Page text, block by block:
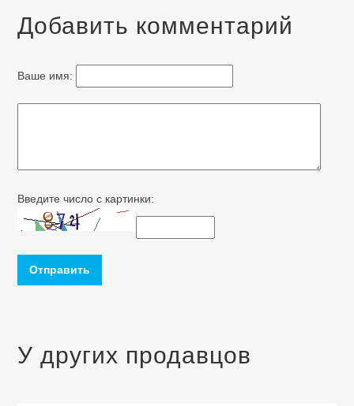
Добавить комментарий
Ваше имя:
Введите число с картинки:
Отправить
У других продавцов